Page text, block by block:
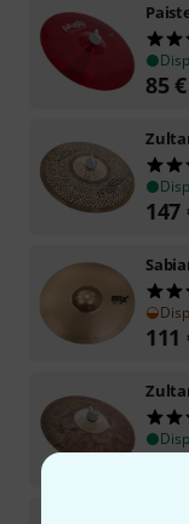
85€
147
111